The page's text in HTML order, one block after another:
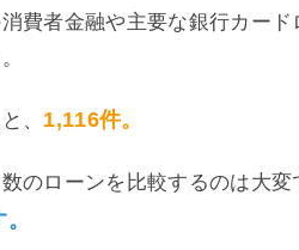
費者金融や主要な銀行カー
、 1,116件。
のローンを比較するのは大変